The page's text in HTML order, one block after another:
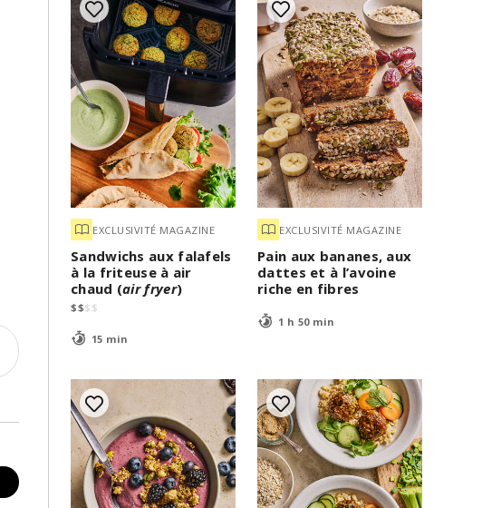
EXCLUSIVITÉ MAGAZINE
Sandwichs aux falafels
à la friteuse à air
chaud (air fryer)
$$$ $
15 min
EXCLUSIVITÉ MAGAZINE
Pain aux bananes, aux
dattes et à l’avoine
riche en fibres
1 h 50 min